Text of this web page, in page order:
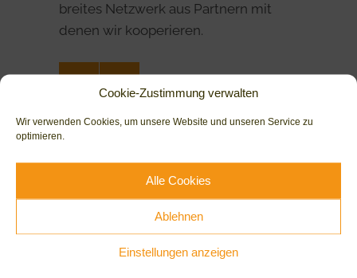
Cookie-Zustimmung verwalten
Wir verwenden Cookies, um unsere Website und unseren Service zu
optimieren.
Alle Cookies
Ablehnen
Einstellungen anzeigen
breites Netzwerk aus Partnern mit
denen wir kooperieren.
Leistungen